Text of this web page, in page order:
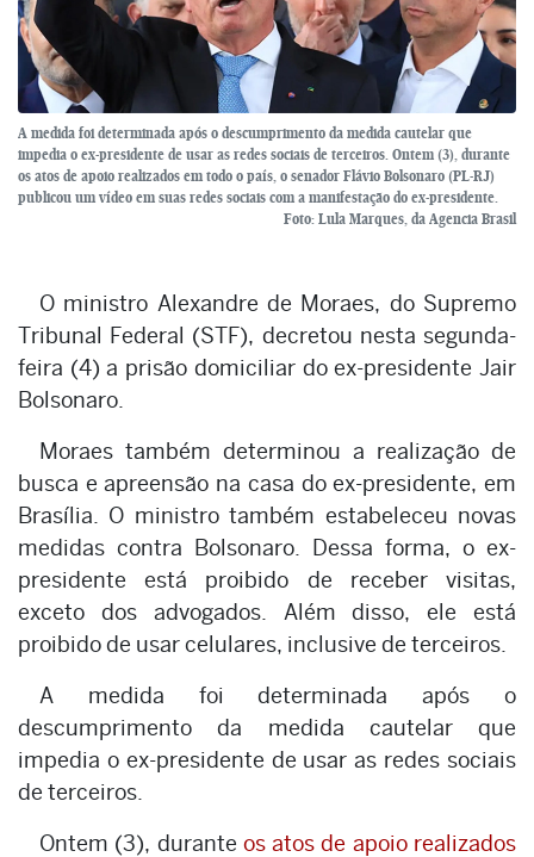
A medida foi determinada após o descumprimento da medida cautelar que
impedia o ex-presidente de usar as redes sociais de terceiros. Ontem (3), durante
os atos de apoio realizados em todo o país, o senador Flávio Bolsonaro (PL-RJ)
publicou um vídeo em suas redes sociais com a manifestação do ex-presidente.
Foto: Lula Marques, da Agencia Brasil
O ministro Alexandre de Moraes, do Supremo
Tribunal Federal (STF), decretou nesta segunda-
feira (4) a prisão domiciliar do ex-presidente Jair
Bolsonaro.
Moraes também determinou a realização de
busca e apreensão na casa do ex-presidente, em
Brasília. O ministro também estabeleceu novas
medidas contra Bolsonaro. Dessa forma, o ex-
presidente está proibido de receber visitas,
exceto dos advogados. Além disso, ele está
proibido de usar celulares, inclusive de terceiros.
A medida foi determinada após o
descumprimento da medida cautelar que
impedia o ex-presidente de usar as redes sociais
de terceiros.
Ontem (3), durante os atos de apoio realizados